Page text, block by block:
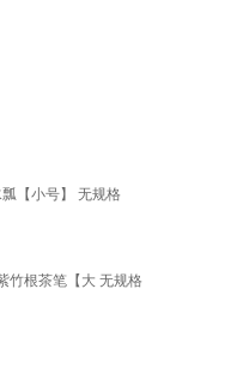
【小号】 无规格
竹根茶笔【大 无规格